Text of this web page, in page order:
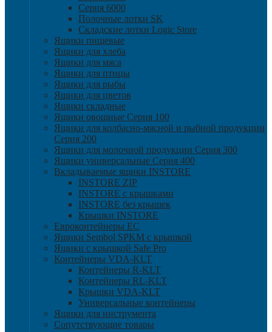
Серия 6000
Полочные лотки SK
Складские лотки Logic Store
Ящики пищевые
Ящики для хлеба
Ящики для мяса
Ящики для птицы
Ящики для рыбы
Ящики для цветов
Ящики складные
Ящики овощные Серия 100
Ящики для колбасно-мясной и рыбной продукции
Серия 200
Ящики для молочной продукции Серия 300
Ящики универсальные Серия 400
Вкладываемые ящики INSTORE
INSTORE ZIP
INSTORE с крышками
INSTORE без крышек
Крышки INSTORE
Евроконтейнеры ЕC
Ящики Sembol SPKM с крышкой
Ящики с крышкой Safe Pro
Контейнеры VDA-KLT
Контейнеры R-KLT
Контейнеры RL-KLT
Крышки VDA-KLT
Универсальные контейнеры
Ящики для инструмента
Сопутствующие товары